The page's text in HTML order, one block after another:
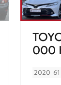
000
2020